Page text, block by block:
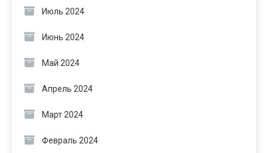
Июль 2024
Июнь 2024
Май 2024
Апрель 2024
Март 2024
Февраль 2024